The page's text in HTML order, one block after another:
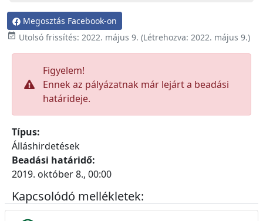
Megosztás Facebook-on
 Utolsó frissítés: 2022. május 9. (Létrehozva: 2022. május 9.)
Figyelem!
Ennek az pályázatnak már lejárt a beadási
határideje.
Típus:
Álláshirdetések
Beadási határidő:
2019. október 8., 00:00
Kapcsolódó mellékletek: